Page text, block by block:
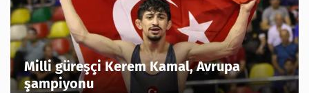
Milli güreşçi Kerem Kamal, Avrupa
şampiyonu